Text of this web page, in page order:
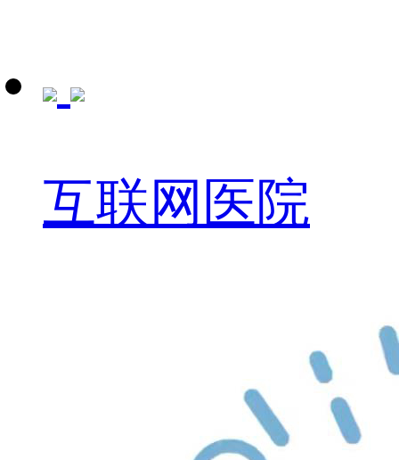
互联网医院